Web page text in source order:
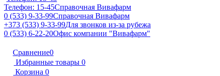
Телефон: 15-45Справочная Вивафарм
0 (533) 9-33-99Справочная Вивафарм
+373 (533) 9-33-99Для звонков из-за рубежа
0 (533) 6-22-20Офис компании "Вивафарм"
Сравнение0
Избранные товары 0
Корзина 0